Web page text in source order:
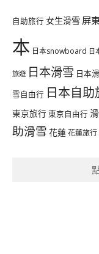
自助旅行 女生滑雪 屏
本 日本snowboard 日
旅遊 日本滑雪 日本
雪自由行 日本自助
東京旅行 東京自由行
助滑雪 花蓮花蓮旅行